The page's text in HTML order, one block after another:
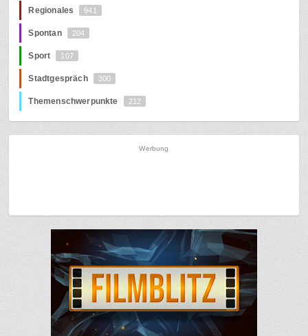
Regionales 941
Spontan 204
Sport 107
Stadtgespräch 300
Themenschwerpunkte 212
Werbung